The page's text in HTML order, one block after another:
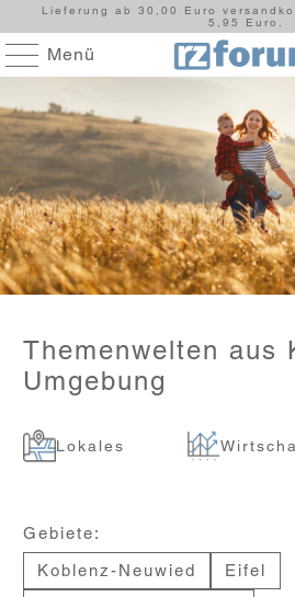
Lieferung ab 30,00 Euro
5,95 Euro.
Menü
Themenwelten aus
Umgebung
Lokales
Gebiete:
Koblenz-Neuwied
Eifel